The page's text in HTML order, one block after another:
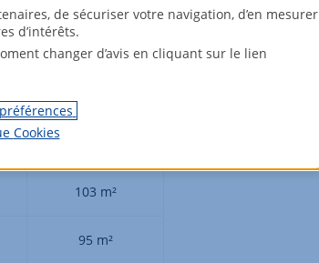
126 m²
103 m²
95 m²
de sécuriser votre navigation, d’en mesurer
d’intérêts.
changer d’avis en cliquant sur le lien
Cookies